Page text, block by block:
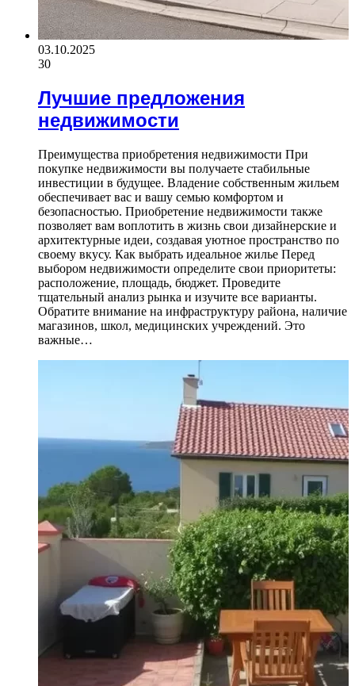
03.10.2025
30
Лучшие предложения
недвижимости
Преимущества приобретения недвижимости При
покупке недвижимости вы получаете стабильные
инвестиции в будущее. Владение собственным жильем
обеспечивает вас и вашу семью комфортом и
безопасностью. Приобретение недвижимости также
позволяет вам воплотить в жизнь свои дизайнерские и
архитектурные идеи, создавая уютное пространство по
своему вкусу. Как выбрать идеальное жилье Перед
выбором недвижимости определите свои приоритеты:
расположение, площадь, бюджет. Проведите
тщательный анализ рынка и изучите все варианты.
Обратите внимание на инфраструктуру района, наличие
магазинов, школ, медицинских учреждений. Это
важные…